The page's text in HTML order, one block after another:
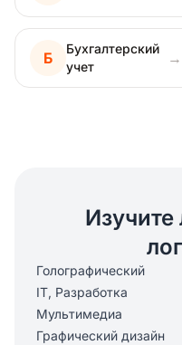
Б
Бухгалтерский
учет
→
Голографический
IT, Разработка
Мультимедиа
Графический дизайн